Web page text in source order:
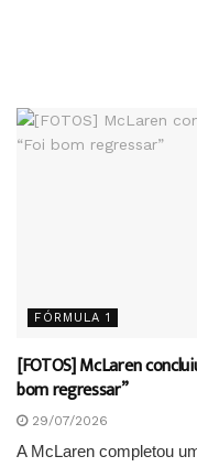
FÓRMULA 1
[FOTOS] McLaren
bom regressar”
29/07/2026
A McLaren completou